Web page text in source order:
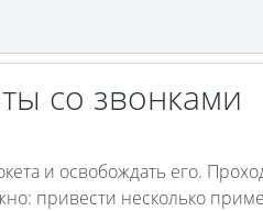
со звонками
и освобождать его.
привести несколько